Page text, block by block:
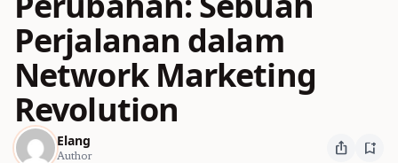
Perjalanan dalam
Network Marketing
Revolution
Elang
Author ios_share bookmark_add